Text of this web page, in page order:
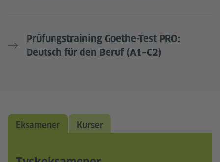
Prüfungstraining Goethe-Test PRO:
Deutsch für den Beruf (A1–C2)
Eksamener Kurser